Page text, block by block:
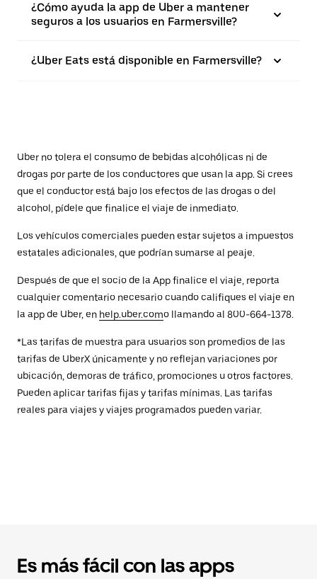
¿Cómo ayuda la app de Uber a mantener
seguros a los usuarios en Farmersville?
¿Uber Eats está disponible en Farmersville?
Uber no tolera el consumo de bebidas alcohólicas ni de
drogas por parte de los conductores que usan la app. Si crees
que el conductor está bajo los efectos de las drogas o del
alcohol, pídele que finalice el viaje de inmediato.
Los vehículos comerciales pueden estar sujetos a impuestos
estatales adicionales, que podrían sumarse al peaje.
Después de que el socio de la App finalice el viaje, reporta
cualquier comentario necesario cuando califiques el viaje en
la app de Uber, en help.uber.como llamando al 800-664-1378.
*Las tarifas de muestra para usuarios son promedios de las
tarifas de UberX únicamente y no reflejan variaciones por
ubicación, demoras de tráfico, promociones u otros factores.
Pueden aplicar tarifas fijas y tarifas mínimas. Las tarifas
reales para viajes y viajes programados pueden variar.
Es más fácil con las apps